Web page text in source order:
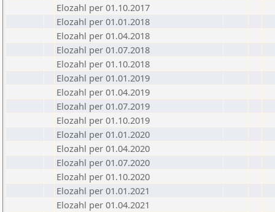
Elozahl per 01.10.2017
Elozahl per 01.01.2018
Elozahl per 01.04.2018
Elozahl per 01.07.2018
Elozahl per 01.10.2018
Elozahl per 01.01.2019
Elozahl per 01.04.2019
Elozahl per 01.07.2019
Elozahl per 01.10.2019
Elozahl per 01.01.2020
Elozahl per 01.04.2020
Elozahl per 01.07.2020
Elozahl per 01.10.2020
Elozahl per 01.01.2021
Elozahl per 01.04.2021